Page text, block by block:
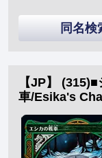
同名検
【JP】
車/Esika's